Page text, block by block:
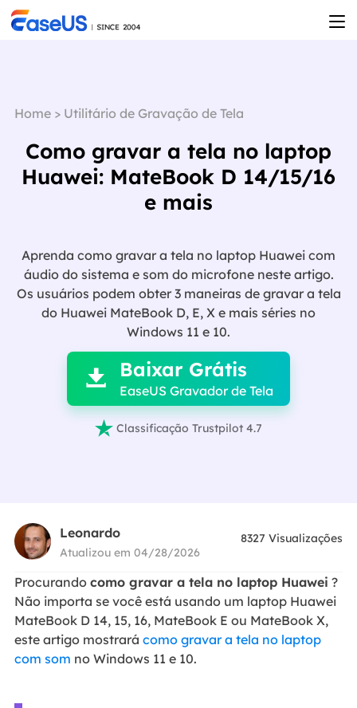
Home> Utilitário de Gravação de Tela
Como gravar a tela no laptop
Huawei: MateBook D 14/15/16
e mais
Aprenda como gravar a tela no laptop Huawei com
áudio do sistema e som do microfone neste artigo.
Os usuários podem obter 3 maneiras de gravar a tela
do Huawei MateBook D, E, X e mais séries no
Windows 11 e 10.

 Baixar Grátis
EaseUS Gravador de Tela
 Classificação Trustpilot 4.7
Leonardo
Atualizou em 04/28/2026
8327 Visualizações
Procurando como gravar a tela no laptop Huawei ?
Não importa se você está usando um laptop Huawei
MateBook D 14, 15, 16, MateBook E ou MateBook X,
este artigo mostrará como gravar a tela no laptop
com som no Windows 11 e 10.